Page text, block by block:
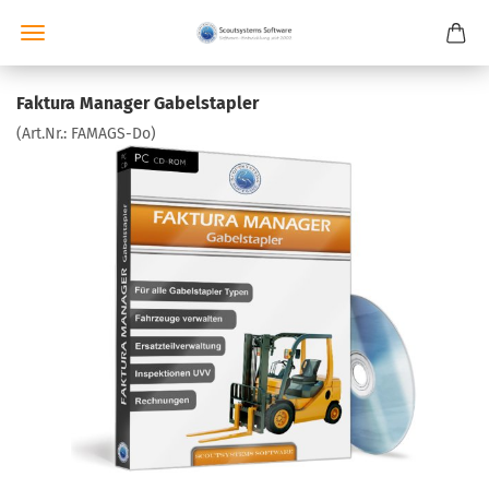
Faktura Manager Gabelstapler
(Art.Nr.: FAMAGS-Do)